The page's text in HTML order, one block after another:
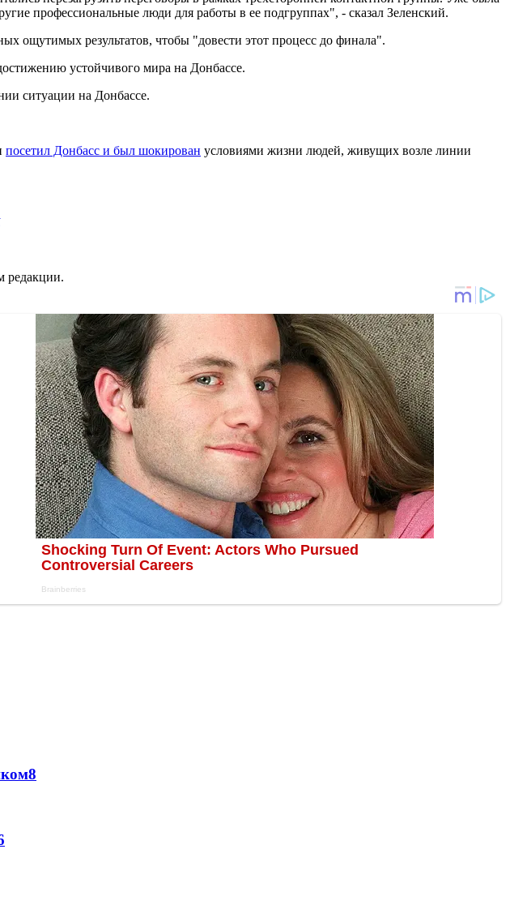
профессиональные люди для работы в ее подгруппах", - сказал Зеленский.
ощутимых результатов, чтобы "довести этот процесс до финала".
устойчивого мира на Донбассе.
ситуации на Донбассе.
посетил Донбасс и был шокирован условиями жизни людей, живущих возле линии
редакции.
8